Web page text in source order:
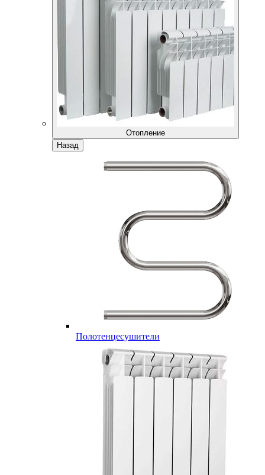
Отопление
Назад
Полотенцесушители